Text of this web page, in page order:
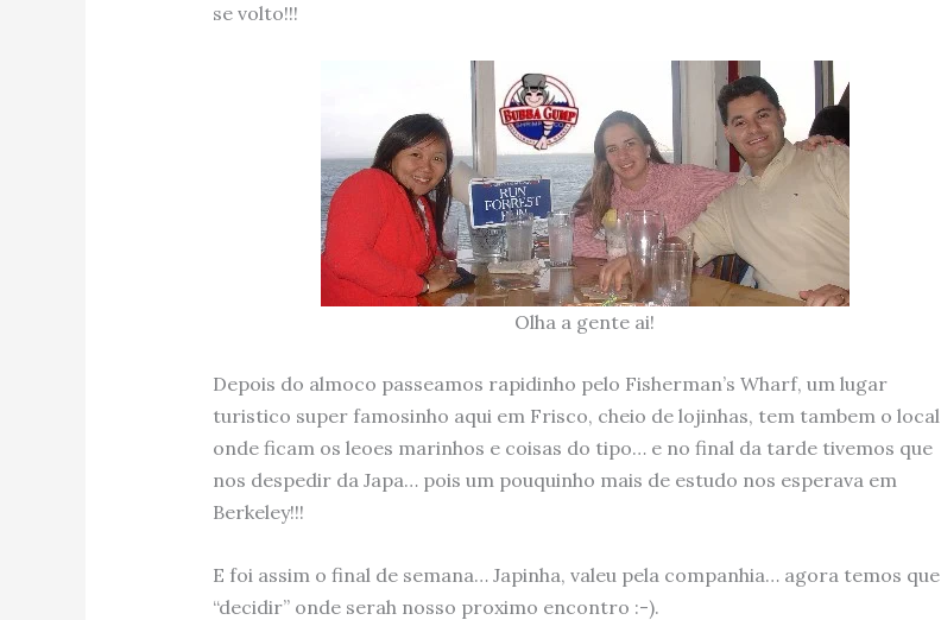
se volto!!!
Olha a gente ai!
Depois do almoco passeamos rapidinho pelo Fisherman’s Wharf, um lugar
turistico super famosinho aqui em Frisco, cheio de lojinhas, tem tambem o local
onde ficam os leoes marinhos e coisas do tipo… e no final da tarde tivemos que
nos despedir da Japa… pois um pouquinho mais de estudo nos esperava em
Berkeley!!!
E foi assim o final de semana… Japinha, valeu pela companhia… agora temos que
“decidir” onde serah nosso proximo encontro :-).